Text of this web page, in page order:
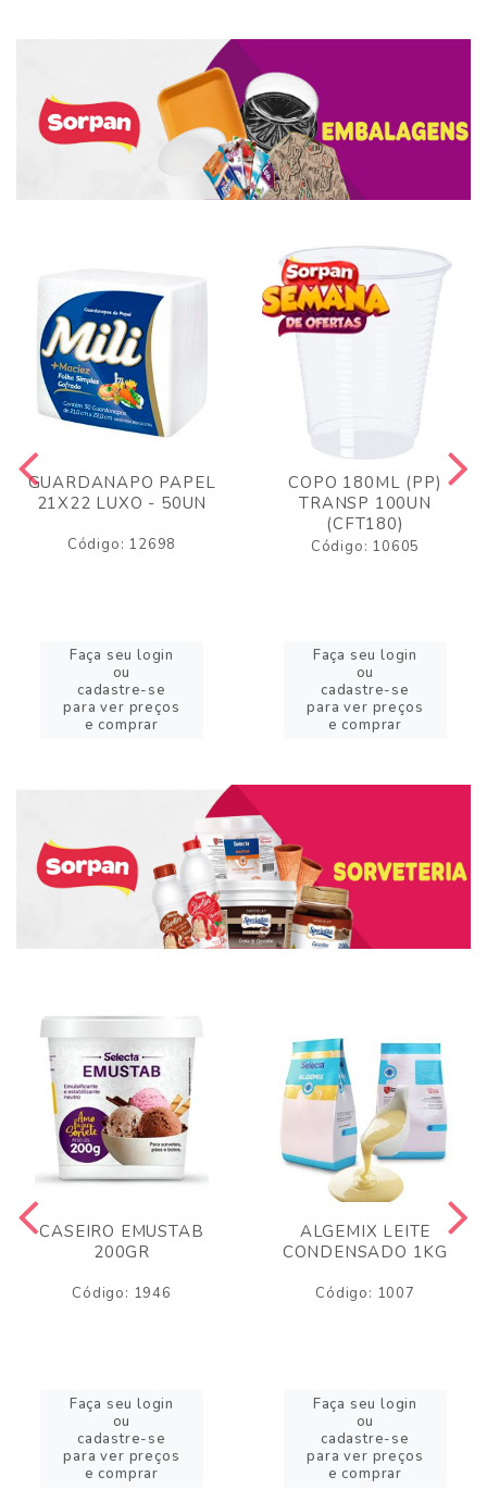
GUARDANAPO PAPEL
21X22 LUXO - 50UN
Código: 12698
Faça seu login
ou
cadastre-se
para ver preços
e comprar
COPO 180ML (PP)
TRANSP 100UN
(CFT180)
Código: 10605
Faça seu login
ou
cadastre-se
para ver preços
e comprar
CASEIRO EMUSTAB
200GR
Código: 1946
Faça seu login
ou
cadastre-se
para ver preços
e comprar
ALGEMIX LEITE
CONDENSADO 1KG
Código: 1007
Faça seu login
ou
cadastre-se
para ver preços
e comprar